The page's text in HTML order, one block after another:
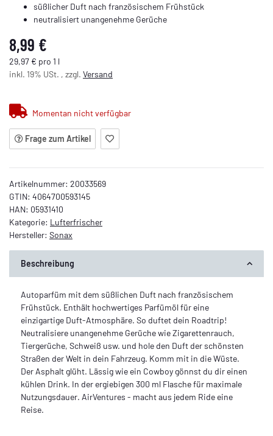
süßlicher Duft nach französischem Frühstück
neutralisiert unangenehme Gerüche
8,99 €
29,97 € pro 1 l
inkl. 19% USt. , zzgl. Versand
Momentan nicht verfügbar
Frage zum Artikel
Artikelnummer: 20033569
GTIN: 4064700593145
HAN: 05931410
Kategorie: Lufterfrischer
Hersteller: Sonax
Beschreibung
Autoparfüm mit dem süßlichen Duft nach französischem
Frühstück. Enthält hochwertiges Parfümöl für eine
einzigartige Duft-Atmosphäre. So duftet dein Roadtrip!
Neutralisiere unangenehme Gerüche wie Zigarettenrauch,
Tiergerüche, Schweiß usw. und hole den Duft der schönsten
Straßen der Welt in dein Fahrzeug. Komm mit in die Wüste.
Der Asphalt glüht. Lässig wie ein Cowboy gönnst du dir einen
kühlen Drink. In der ergiebigen 300 ml Flasche für maximale
Nutzungsdauer. AirVentures - macht aus jedem Ride eine
Reise.